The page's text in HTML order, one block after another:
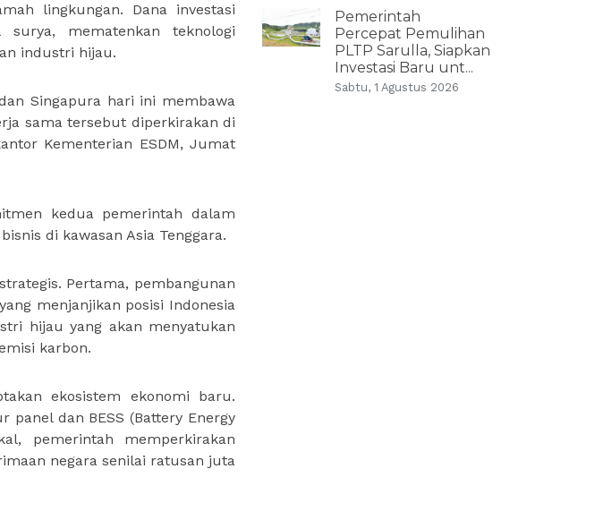
lingkungan. Dana investasi
mematenkan teknologi
industri hijau.
Singapura hari ini membawa
sama tersebut diperkirakan di
Kementerian ESDM, Jumat
kedua pemerintah dalam
di kawasan Asia Tenggara.
Pertama, pembangunan
menjanjikan posisi Indonesia
hijau yang akan menyatukan
karbon.
ekosistem ekonomi baru.
dan BESS (Battery Energy
pemerintah memperkirakan
negara senilai ratusan juta
Pemerintah
Percepat Pemulihan
PLTP Sarulla, Siapkan
Investasi Baru unt...
Sabtu, 1 Agustus 2026